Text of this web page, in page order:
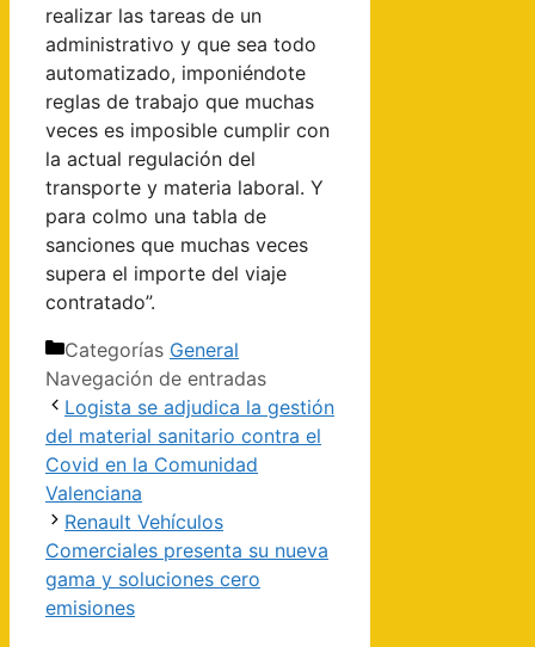
realizar las tareas de un
administrativo y que sea todo
automatizado, imponiéndote
reglas de trabajo que muchas
veces es imposible cumplir con
la actual regulación del
transporte y materia laboral. Y
para colmo una tabla de
sanciones que muchas veces
supera el importe del viaje
contratado”.
Categorías General
Navegación de entradas
Logista se adjudica la gestión
del material sanitario contra el
Covid en la Comunidad
Valenciana
Renault Vehículos
Comerciales presenta su nueva
gama y soluciones cero
emisiones